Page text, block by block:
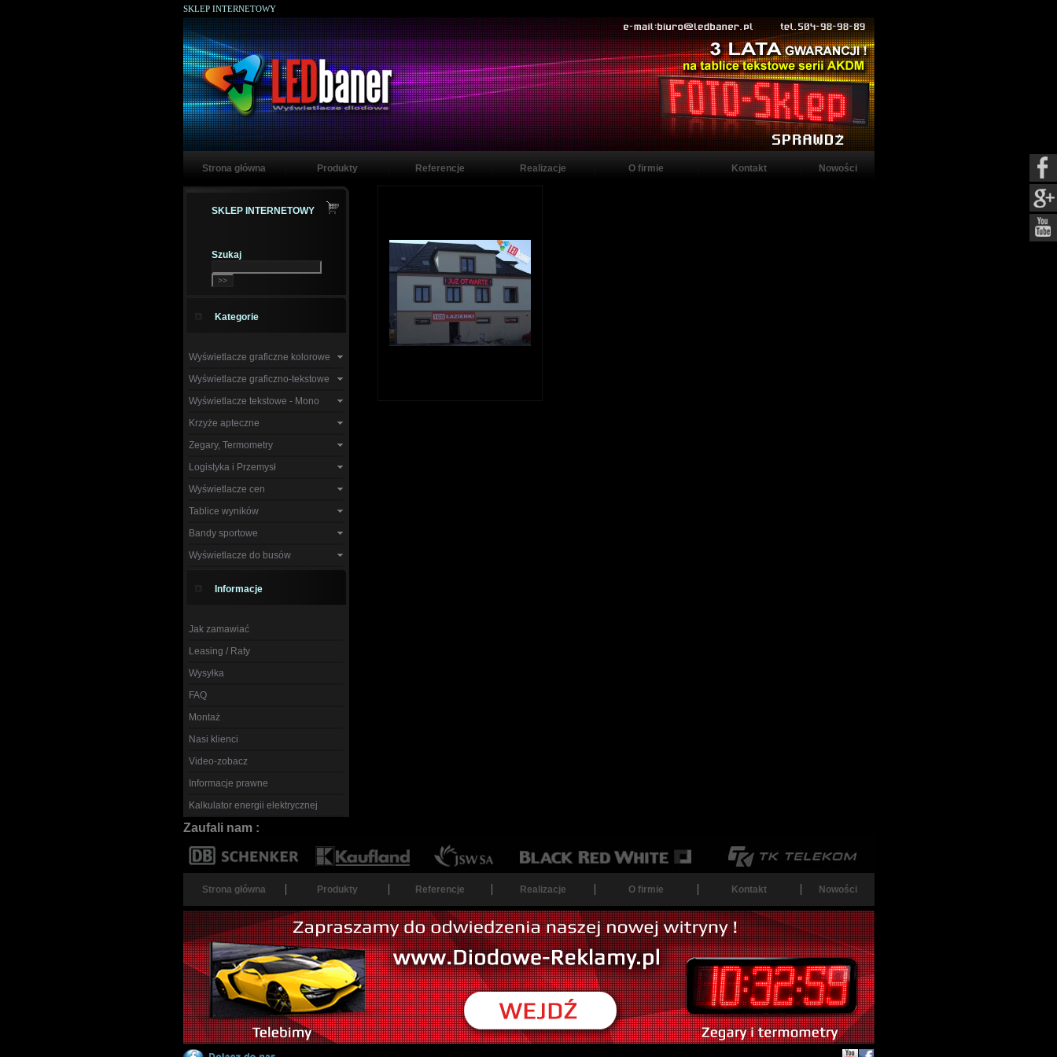
SKLEP INTERNETOWY
Strona główna Produkty Referencje Realizacje O firmie Kontakt Nowości
SKLEP INTERNETOWY
Szukaj
Kategorie
Wyświetlacze graficzne kolorowe
Wyświetlacze graficzno-tekstowe
Wyświetlacze tekstowe - Mono
Krzyże apteczne
Zegary, Termometry
Logistyka i Przemysł
Wyświetlacze cen
Tablice wyników
Bandy sportowe
Wyświetlacze do busów
Informacje
Jak zamawiać
Leasing / Raty
Wysyłka
FAQ
Montaż
Nasi klienci
Video-zobacz
Informacje prawne
Kalkulator energii elektrycznej
Zaufali nam :
Strona główna Produkty Referencje Realizacje O firmie Kontakt Nowości